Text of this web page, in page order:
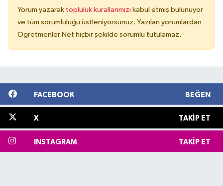
Yorum yazarak topluluk kurallarımızı kabul etmiş bulunuyor
ve tüm sorumluluğu üstleniyorsunuz. Yazılan yorumlardan
Ogretmenler.Net hiçbir şekilde sorumlu tutulamaz.
FACEBOOK BEĞEN
X TAKIP ET
INSTAGRAM TAKIP ET